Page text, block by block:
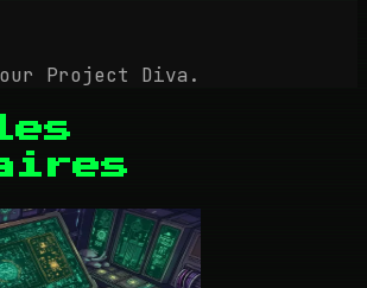
Project Diva.